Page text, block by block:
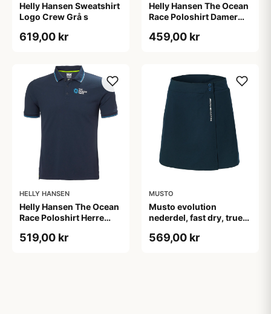
Helly Hansen Sweatshirt
Logo Crew Grå s
619,00 kr
Helly Hansen The Ocean
Race Poloshirt Damer
459,00 kr
HELLY HANSEN
Helly Hansen The Ocean
Race Poloshirt Herre
519,00 kr
MUSTO
Musto evolution
nederdel, fast dry, true
569,00 kr